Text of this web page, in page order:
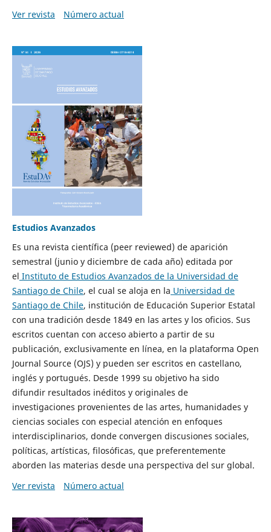
Ver revista
Número actual
Estudios Avanzados
Es una revista científica (peer reviewed) de aparición
semestral (junio y diciembre de cada año) editada por
el Instituto de Estudios Avanzados de la Universidad de
Santiago de Chile, el cual se aloja en la Universidad de
Santiago de Chile, institución de Educación Superior Estatal
con una tradición desde 1849 en las artes y los oficios. Sus
escritos cuentan con acceso abierto a partir de su
publicación, exclusivamente en línea, en la plataforma Open
Journal Source (OJS) y pueden ser escritos en castellano,
inglés y portugués. Desde 1999 su objetivo ha sido
difundir resultados inéditos y originales de
investigaciones provenientes de las artes, humanidades y
ciencias sociales con especial atención en enfoques
interdisciplinarios, donde convergen discusiones sociales,
políticas, artísticas, filosóficas, que preferentemente
aborden las materias desde una perspectiva del sur global.
Ver revista
Número actual